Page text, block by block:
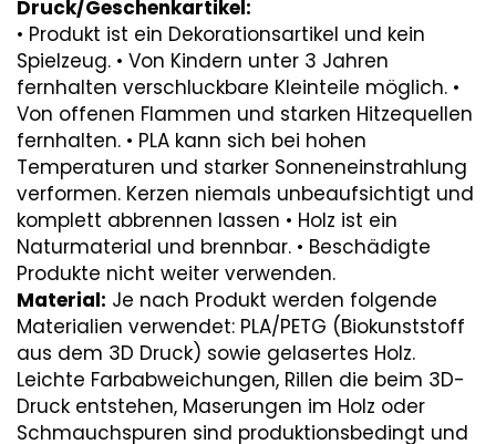
Druck/Geschenkartikel:
• Produkt ist ein Dekorationsartikel und kein
Spielzeug. • Von Kindern unter 3 Jahren
fernhalten verschluckbare Kleinteile möglich. •
Von offenen Flammen und starken Hitzequellen
fernhalten. • PLA kann sich bei hohen
Temperaturen und starker Sonneneinstrahlung
verformen. Kerzen niemals unbeaufsichtigt und
komplett abbrennen lassen • Holz ist ein
Naturmaterial und brennbar. • Beschädigte
Produkte nicht weiter verwenden.
Material: Je nach Produkt werden folgende
Materialien verwendet: PLA/PETG (Biokunststoff
aus dem 3D Druck) sowie gelasertes Holz.
Leichte Farbabweichungen, Rillen die beim 3D-
Druck entstehen, Maserungen im Holz oder
Schmauchspuren sind produktionsbedingt und